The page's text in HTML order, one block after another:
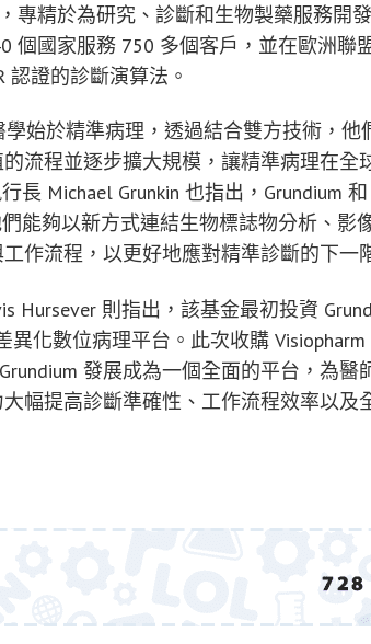
專精於為研究、診斷和生物製藥服務開
個國家服務 750 多個客戶，並在歐洲聯
認證的診斷演算法。
學始於精準病理，透過結合雙方技術，他
流程並逐步擴大規模，讓精準病理在全
長 Michael Grunkin 也指出，Grundium 和
能夠以新方式連結生物標誌物分析、影
作流程，以更好地應對精準診斷的下一
Hursever 則指出，該基金最初投資
化數位病理平台。此次收購
發展成為一個全面的平台，為醫
幅提高診斷準確性、工作流程效率以及